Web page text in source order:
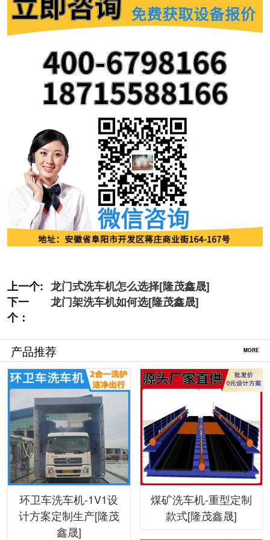
上一个: 龙门式洗车机怎么选择[隆茂鑫晟]
下一
个：
龙门架洗车机如何选[隆茂鑫晟]
产品推荐 MORE
环卫车洗车机-1V1设
计方案定制生产[隆茂
鑫晟]
煤矿洗车机-重型定制
款式[隆茂鑫晟]